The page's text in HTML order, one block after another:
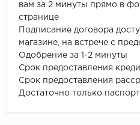
вам за 2 минуты прямо в
странице
Подписание договора
магазине, на встрече с
Одобрение за 1-2 минуты
Срок предоставления
Срок предоставления
Достаточно только